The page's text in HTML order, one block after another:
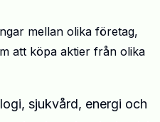
mellan olika företag,
att köpa aktier från olika
sjukvård, energi och